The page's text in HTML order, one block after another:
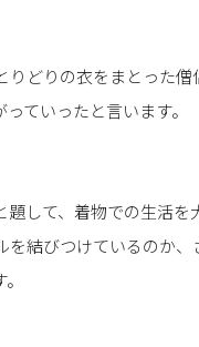
どりの衣をまとった僧
ていったと言います。
して、着物での生活を
結びつけているのか